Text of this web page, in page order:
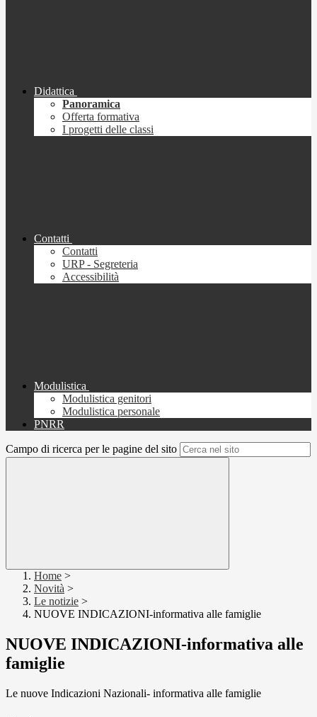
Didattica
Panoramica
Offerta formativa
I progetti delle classi
Contatti
Contatti
URP - Segreteria
Accessibilità
Modulistica
Modulistica genitori
Modulistica personale
PNRR
Campo di ricerca per le pagine del sito
Home >
Novità >
Le notizie >
NUOVE INDICAZIONI-informativa alle famiglie
NUOVE INDICAZIONI-informativa alle
famiglie
Le nuove Indicazioni Nazionali- informativa alle famiglie